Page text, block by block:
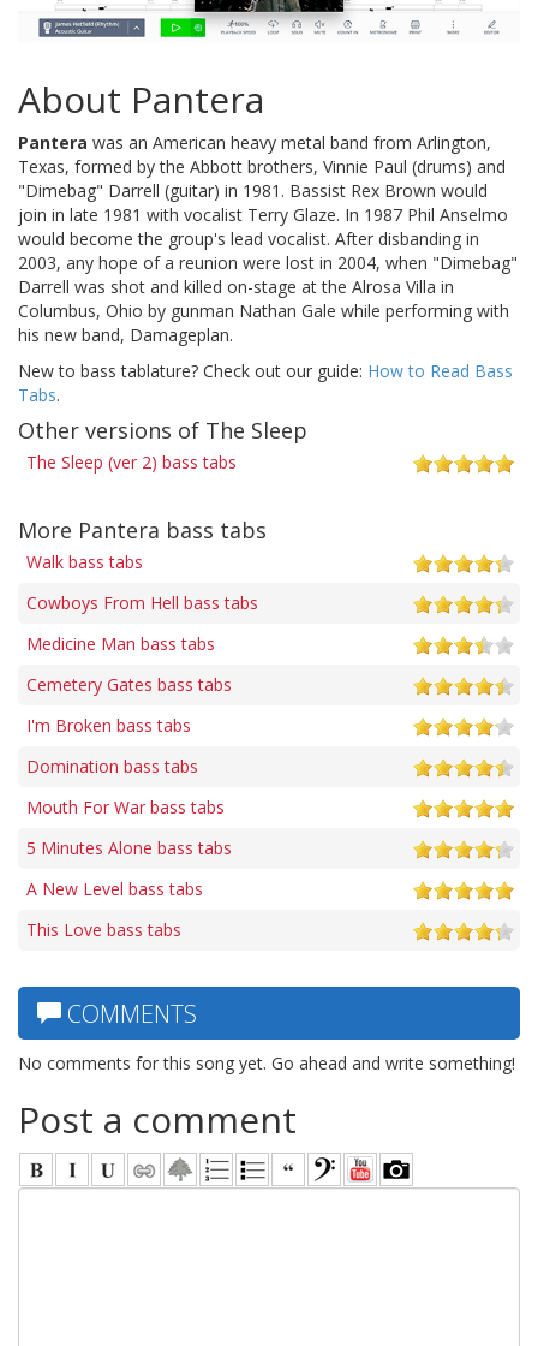
About Pantera
Pantera was an American heavy metal band from Arlington,
Texas, formed by the Abbott brothers, Vinnie Paul (drums) and
"Dimebag" Darrell (guitar) in 1981. Bassist Rex Brown would
join in late 1981 with vocalist Terry Glaze. In 1987 Phil Anselmo
would become the group's lead vocalist. After disbanding in
2003, any hope of a reunion were lost in 2004, when "Dimebag"
Darrell was shot and killed on-stage at the Alrosa Villa in
Columbus, Ohio by gunman Nathan Gale while performing with
his new band, Damageplan.
New to bass tablature? Check out our guide: How to Read Bass
Tabs.
Other versions of The Sleep
The Sleep (ver 2) bass tabs
More Pantera bass tabs
Walk bass tabs
Cowboys From Hell bass tabs
Medicine Man bass tabs
Cemetery Gates bass tabs
I'm Broken bass tabs
Domination bass tabs
Mouth For War bass tabs
5 Minutes Alone bass tabs
A New Level bass tabs
This Love bass tabs
COMMENTS
No comments for this song yet. Go ahead and write something!
Post a comment